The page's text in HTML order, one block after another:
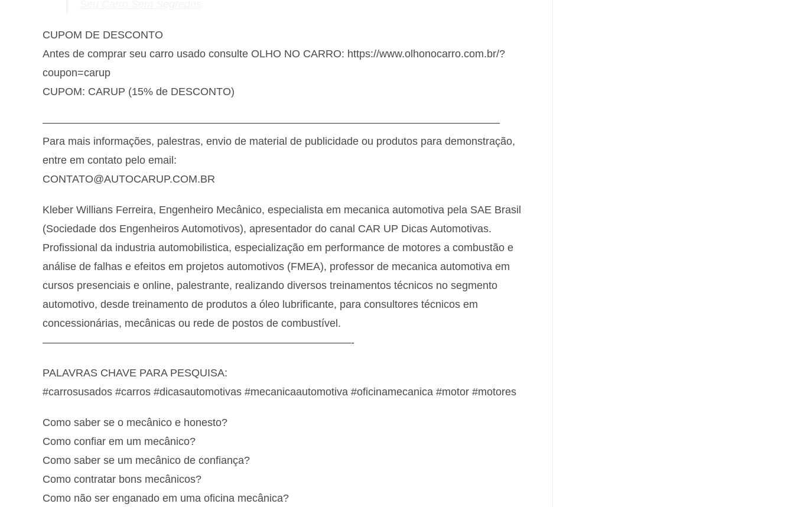
CUPOM DE DESCONTO
Antes de comprar seu carro usado consulte OLHO NO CARRO: https://www.olhonocarro.com.br/?
coupon=carup
CUPOM: CARUP (15% de DESCONTO)
———————————————————————————————————————————
Para mais informações, palestras, envio de material de publicidade ou produtos para demonstração,
entre em contato pelo email:
CONTATO@AUTOCARUP.COM.BR
Kleber Willians Ferreira, Engenheiro Mecânico, especialista em mecanica automotiva pela SAE Brasil
(Sociedade dos Engenheiros Automotivos), apresentador do canal CAR UP Dicas Automotivas.
Profissional da industria automobilistica, especialização em performance de motores a combustão e
análise de falhas e efeitos em projetos automotivos (FMEA), professor de mecanica automotiva em
cursos presenciais e online, palestrante, realizando diversos treinamentos técnicos no segmento
automotivo, desde treinamento de produtos a óleo lubrificante, para consultores técnicos em
concessionárias, mecânicas ou rede de postos de combustível.
—————————————————————————————-
PALAVRAS CHAVE PARA PESQUISA:
#carrosusados #carros #dicasautomotivas #mecanicaautomotiva #oficinamecanica #motor #motores
Como saber se o mecânico e honesto?
Como confiar em um mecânico?
Como saber se um mecânico de confiança?
Como contratar bons mecânicos?
Como não ser enganado em uma oficina mecânica?